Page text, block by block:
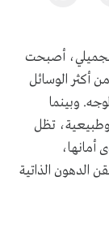
أصبحت
أكثر الوسائل
وبينما
وطبيعية، تظل
الدهون الذاتية